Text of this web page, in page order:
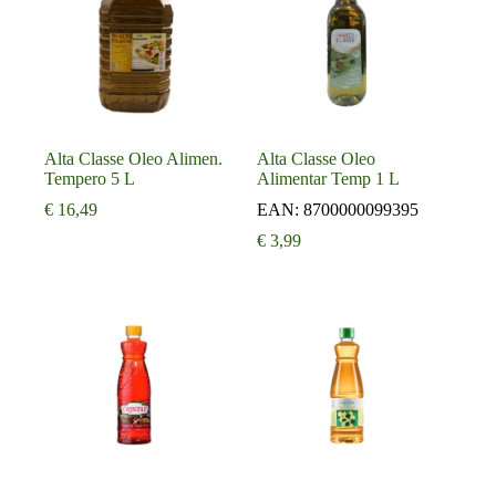
Alta Classe Oleo Alimen.
Tempero 5 L
€ 16,49
Alta Classe Oleo
Alimentar Temp 1 L
EAN:8700000099395
€ 3,99